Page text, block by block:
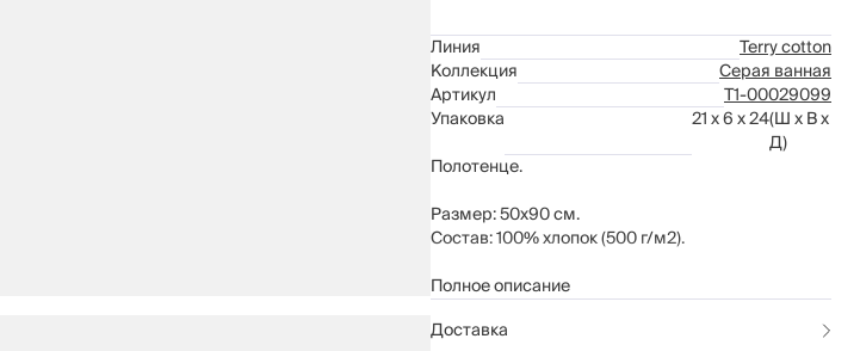
Линия
Terry cotton
Коллекция
Серая ванная
Артикул
Т1-00029099
Упаковка
21 x 6 x 24(Ш x В x
Д)
Полотенце.
Размер: 50х90 см.
Состав: 100% хлопок (500 г/м2).
Рекомендации по уходу указаны на бирке
Полное описание
Доставка